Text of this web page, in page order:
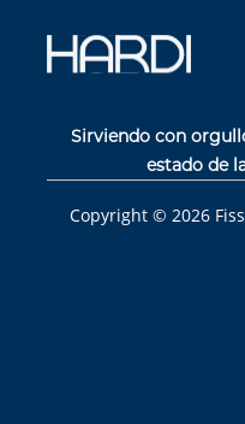
Sirviendo con
estado de
Copyright © 2026